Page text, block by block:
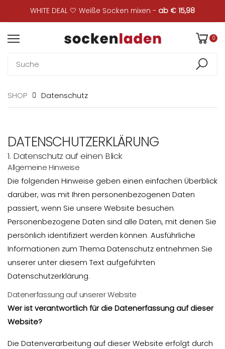
WHITE DEAL 🤍 Weiße Socken mixen - ab € 15,98
0
SHOP Datenschutz
DATENSCHUTZERKLÄRUNG
1. Datenschutz auf einen Blick
Allgemeine Hinweise
Die folgenden Hinweise geben einen einfachen Überblick
darüber, was mit Ihren personenbezogenen Daten
passiert, wenn Sie unsere Website besuchen.
Personenbezogene Daten sind alle Daten, mit denen Sie
persönlich identifiziert werden können. Ausführliche
Informationen zum Thema Datenschutz entnehmen Sie
unserer unter diesem Text aufgeführten
Datenschutzerklärung.
Datenerfassung auf unserer Website
Wer ist verantwortlich für die Datenerfassung auf dieser
Website?
Die Datenverarbeitung auf dieser Website erfolgt durch